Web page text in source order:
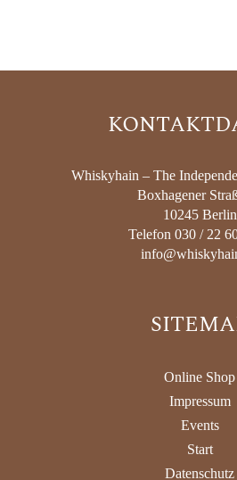
Whiskyhain – The
Boxhagener
10245 Berlin
Telefon 030 / 22
Online Shop
Impressum
Events
Start
Datenschutz